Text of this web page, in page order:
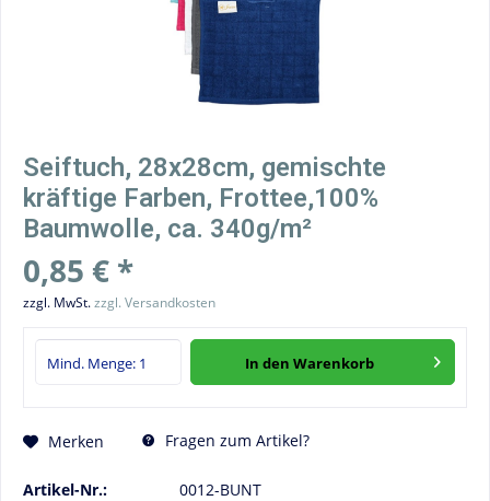
Seiftuch, 28x28cm, gemischte
kräftige Farben, Frottee,100%
Baumwolle, ca. 340g/m²
0,85 € *
zzgl. MwSt.zzgl. Versandkosten
In den Warenkorb
Merken Fragen zum Artikel?
Artikel-Nr.: 0012-BUNT